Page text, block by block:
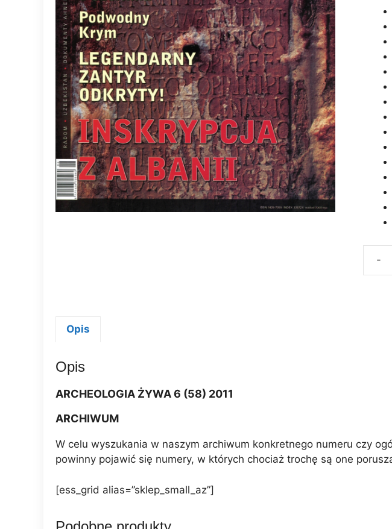
-
Opis
Opis
ARCHEOLOGIA ŻYWA 6 (58) 2011
ARCHIWUM
W celu wyszukania w naszym archiwum konkretnego numeru czy
powinny pojawić się numery, w których chociaż trochę są one
[ess_grid alias=”sklep_small_az”]